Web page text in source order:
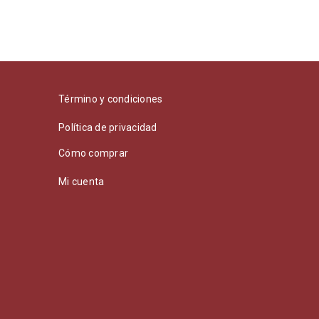
Término y condiciones
Política de privacidad
Cómo comprar
Mi cuenta